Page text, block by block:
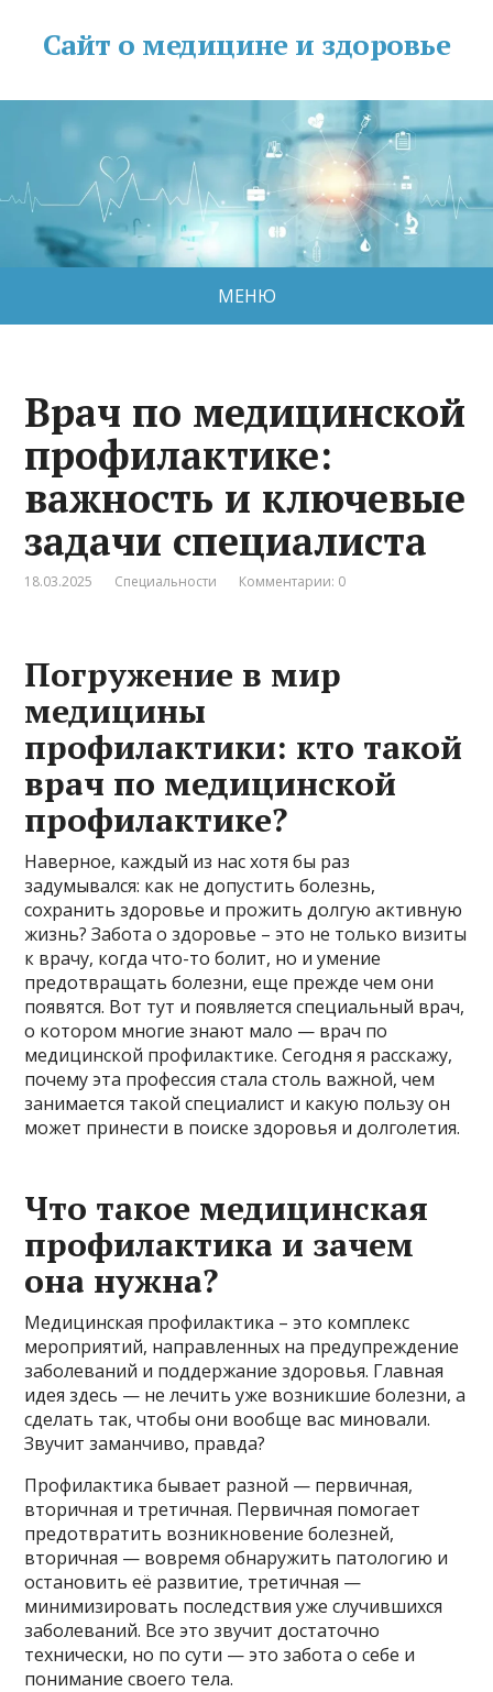
Сайт о медицине и здоровье
МЕНЮ
Врач по медицинской
профилактике:
важность и ключевые
задачи специалиста
18.03.2025 Специальности Комментарии: 0
Погружение в мир
медицины
профилактики: кто такой
врач по медицинской
профилактике?
Наверное, каждый из нас хотя бы раз
задумывался: как не допустить болезнь,
сохранить здоровье и прожить долгую активную
жизнь? Забота о здоровье – это не только визиты
к врачу, когда что-то болит, но и умение
предотвращать болезни, еще прежде чем они
появятся. Вот тут и появляется специальный врач,
о котором многие знают мало — врач по
медицинской профилактике. Сегодня я расскажу,
почему эта профессия стала столь важной, чем
занимается такой специалист и какую пользу он
может принести в поиске здоровья и долголетия.
Что такое медицинская
профилактика и зачем
она нужна?
Медицинская профилактика – это комплекс
мероприятий, направленных на предупреждение
заболеваний и поддержание здоровья. Главная
идея здесь — не лечить уже возникшие болезни, а
сделать так, чтобы они вообще вас миновали.
Звучит заманчиво, правда?
Профилактика бывает разной — первичная,
вторичная и третичная. Первичная помогает
предотвратить возникновение болезней,
вторичная — вовремя обнаружить патологию и
остановить её развитие, третичная —
минимизировать последствия уже случившихся
заболеваний. Все это звучит достаточно
технически, но по сути — это забота о себе и
понимание своего тела.